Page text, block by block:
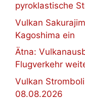
pyroklastische
Vulkan
Kagoshima ein
Ätna:
Flugverkehr
Vulkan
08.08.2026